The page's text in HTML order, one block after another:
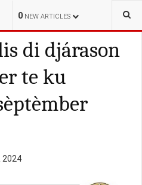
0 NEW ARTICLES
KORTE-POLISIAL
di djárason
te ku
2024